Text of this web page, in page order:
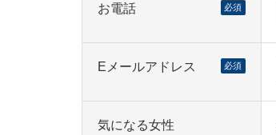
お電話 必須
Eメールアドレス 必須
気になる女性